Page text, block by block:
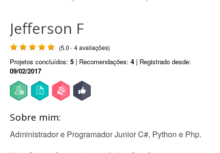
Jefferson F
(5.0 - 4 avaliações)
Projetos concluídos: 5 | Recomendações: 4 | Registrado desde:
09/02/2017
Sobre mim:
Administrador e Programador Junior C#, Python e Php.